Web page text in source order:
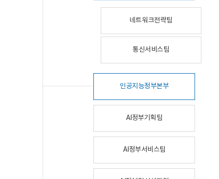
네트워크전략팀
통신서비스팀
인공지능정부본부
AI정부기획팀
AI정부서비스팀